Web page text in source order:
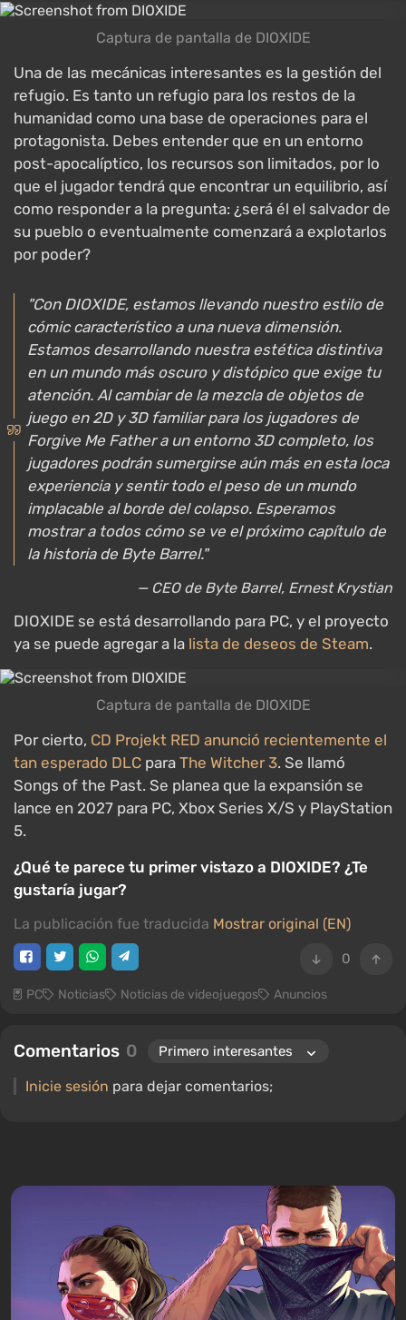
Captura de pantalla de DIOXIDE
Una de las mecánicas interesantes es la gestión del
refugio. Es tanto un refugio para los restos de la
humanidad como una base de operaciones para el
protagonista. Debes entender que en un entorno
post-apocalíptico, los recursos son limitados, por lo
que el jugador tendrá que encontrar un equilibrio, así
como responder a la pregunta: ¿será él el salvador de
su pueblo o eventualmente comenzará a explotarlos
por poder?
"Con DIOXIDE, estamos llevando nuestro estilo de
cómic característico a una nueva dimensión.
Estamos desarrollando nuestra estética distintiva
en un mundo más oscuro y distópico que exige tu
atención. Al cambiar de la mezcla de objetos de
juego en 2D y 3D familiar para los jugadores de
Forgive Me Father a un entorno 3D completo, los
jugadores podrán sumergirse aún más en esta loca
experiencia y sentir todo el peso de un mundo
implacable al borde del colapso. Esperamos
mostrar a todos cómo se ve el próximo capítulo de
la historia de Byte Barrel."
— CEO de Byte Barrel, Ernest Krystian
DIOXIDE se está desarrollando para PC, y el proyecto
ya se puede agregar a la lista de deseos de Steam.
Captura de pantalla de DIOXIDE
Por cierto, CD Projekt RED anunció recientemente el
tan esperado DLC para The Witcher 3. Se llamó
Songs of the Past. Se planea que la expansión se
lance en 2027 para PC, Xbox Series X/S y PlayStation
5.
¿Qué te parece tu primer vistazo a DIOXIDE? ¿Te
gustaría jugar?
La publicación fue traducida Mostrar original (EN)
0
PC Noticias Noticias de videojuegos Anuncios
Comentarios 0
Inicie sesión para dejar comentarios;